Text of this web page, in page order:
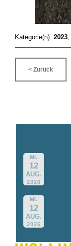
Kategorie(n): 2023,
< Zurück
MI.
12
AUG.
2026
MI.
12
AUG.
2026